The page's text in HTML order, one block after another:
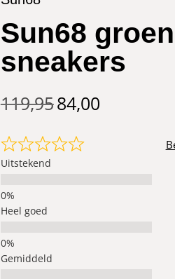
Sun68
sneakers
119,9584,00
Uitstekend
Heel goed
Gemiddeld